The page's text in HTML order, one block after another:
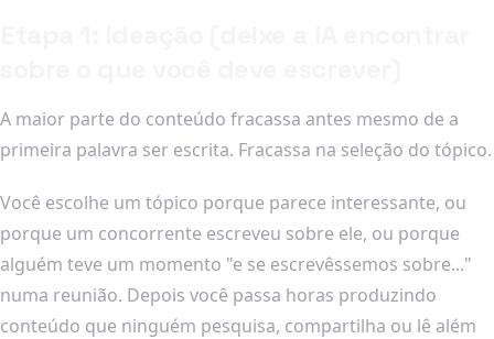
A maior parte do conteúdo fracassa antes mesmo de a
primeira palavra ser escrita. Fracassa na seleção do tópico.
Você escolhe um tópico porque parece interessante, ou
porque um concorrente escreveu sobre ele, ou porque
alguém teve um momento "e se escrevêssemos sobre..."
numa reunião. Depois você passa horas produzindo
conteúdo que ninguém pesquisa, compartilha ou lê além